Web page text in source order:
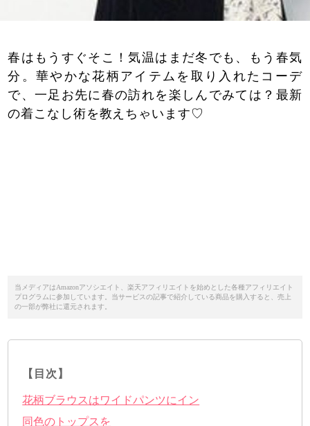
春はもうすぐそこ！気温はまだ冬でも、もう春気
分。華やかな花柄アイテムを取り入れたコーデ
で、一足お先に春の訪れを楽しんでみては？最新
の着こなし術を教えちゃいます♡
当メディアはAmazonアソシエイト、楽天アフィリエイトを始めとした各種アフィリエイト
プログラムに参加しています。当サービスの記事で紹介している商品を購入すると、売上
の一部が弊社に還元されます。
【目次】
花柄ブラウスはワイドパンツにイン
同色のトップスを